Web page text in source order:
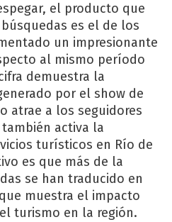
el producto que
es el de los
un impresionante
al mismo período
demuestra la
por el show de
atrae a los seguidores
activa la
turísticos en Río de
es que más de la
se han traducido en
muestra el impacto
turismo en la región.